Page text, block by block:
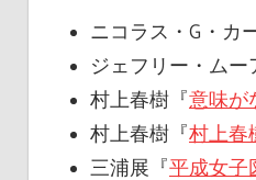
ニコラス・G・カ
ジェフリー・ムー
村上春樹『意味が
村上春樹『村上春
三浦展『平成女子